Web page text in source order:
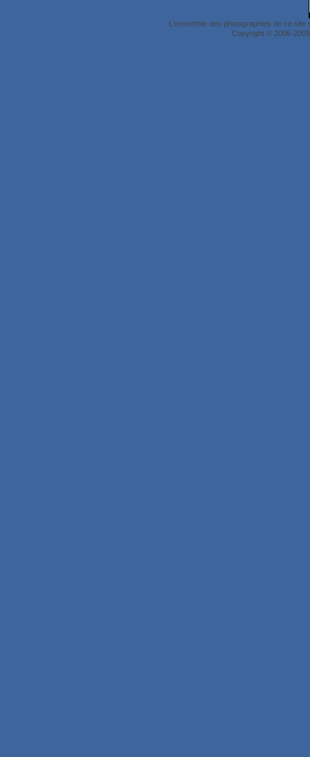
L'ensemble des photographies de ce
Copyright © 2006-